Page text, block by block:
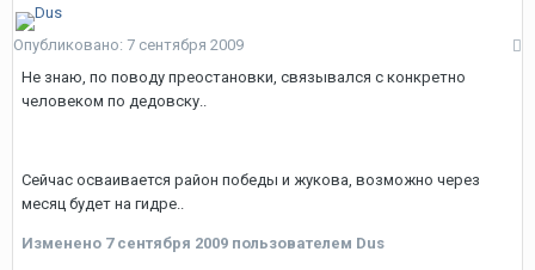
Опубликовано: 7 сентября 2009
Не знаю, по поводу преостановки, связывался с конкретно
человеком по дедовску..
Сейчас осваивается район победы и жукова, возможно через
месяц будет на гидре..
Изменено 7 сентября 2009 пользователем Dus